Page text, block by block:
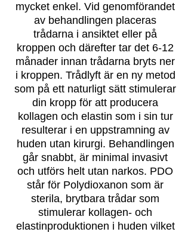
mycket enkel. Vid genomförandet
av behandlingen placeras
trådarna i ansiktet eller på
kroppen och därefter tar det 6-12
månader innan trådarna bryts ner
i kroppen. Trådlyft är en ny metod
som på ett naturligt sätt stimulerar
din kropp för att producera
kollagen och elastin som i sin tur
resulterar i en uppstramning av
huden utan kirurgi. Behandlingen
går snabbt, är minimal invasivt
och utförs helt utan narkos. PDO
står för Polydioxanon som är
sterila, brytbara trådar som
stimulerar kollagen- och
elastinproduktionen i huden vilket